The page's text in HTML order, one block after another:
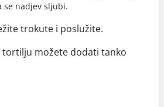
se nadjev sljubi.
trokute i poslužite.
tortilju možete dodati tanko